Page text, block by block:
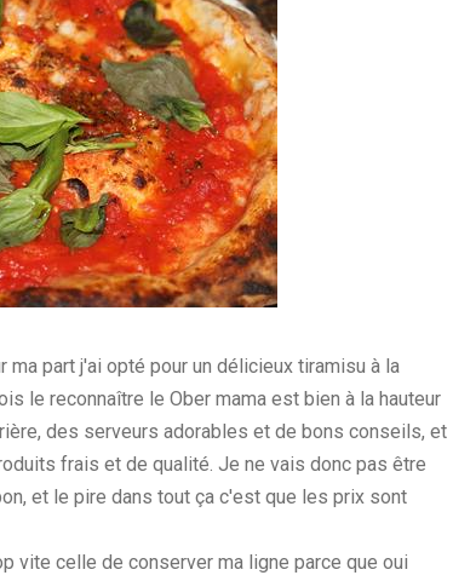
part j'ai opté pour un délicieux tiramisu à la
le reconnaître le Ober mama est bien à la hauteur
des serveurs adorables et de bons conseils, et
frais et de qualité. Je ne vais donc pas être
et le pire dans tout ça c'est que les prix sont
vite celle de conserver ma ligne parce que oui